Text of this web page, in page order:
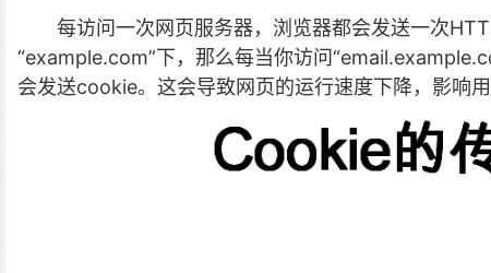
每访问一次网页服务器，浏览器都会发送一次
“example.com”下，那么每当你访问
会发送cookie。这会导致网页的运行速度下降，影响用